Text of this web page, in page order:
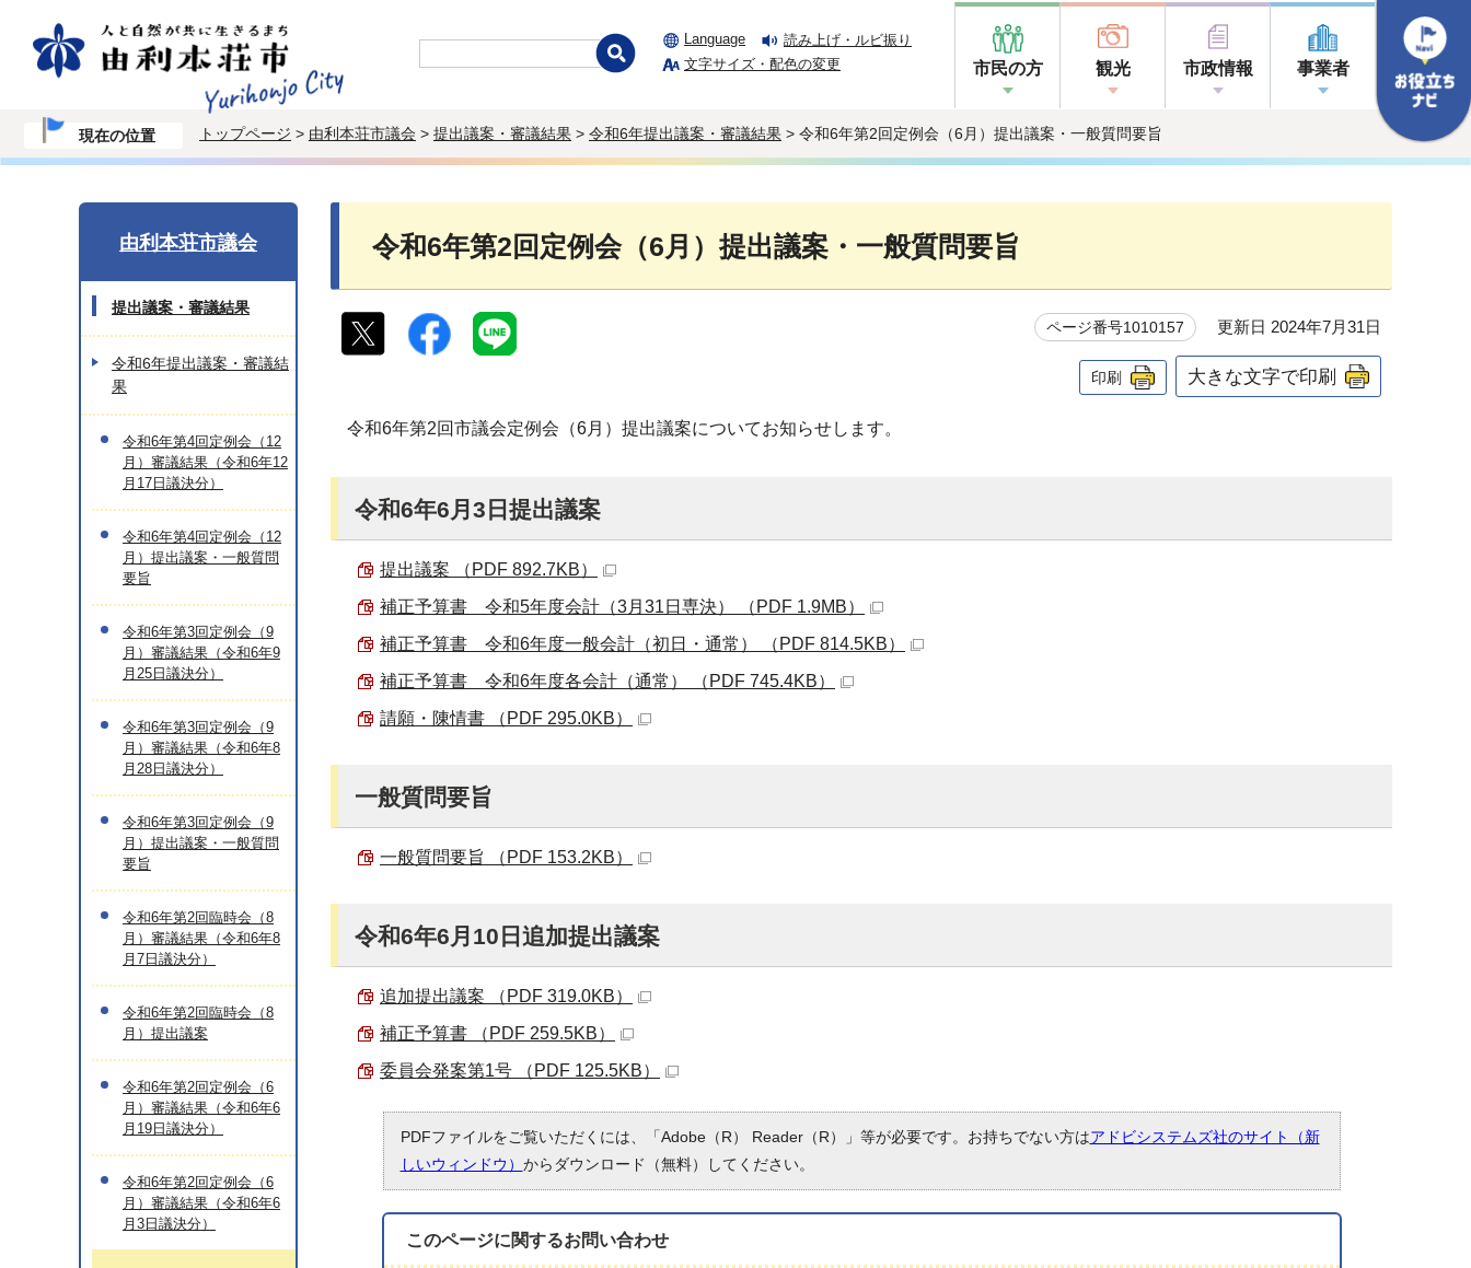
Language
読み上げ・ルビ振り
文字サイズ・配色の変更
市民の方 観光 市政情報 事業者
現在の位置 トップページ > 由利本荘市議会 > 提出議案・審議結果 > 令和6年提出議案・審議結果 > 令和6年第2回定例会（6月）提出議案・一般質問要旨
令和6年第2回定例会（6月）提出議案・一般質問要旨
ページ番号1010157 更新日 2024年7月31日
印刷 大きな文字で印刷
令和6年第2回市議会定例会（6月）提出議案についてお知らせします。
令和6年6月3日提出議案
提出議案 （PDF 892.7KB）
補正予算書 令和5年度会計（3月31日専決） （PDF 1.9MB）
補正予算書 令和6年度一般会計（初日・通常） （PDF 814.5KB）
補正予算書 令和6年度各会計（通常） （PDF 745.4KB）
請願・陳情書 （PDF 295.0KB）
一般質問要旨
一般質問要旨 （PDF 153.2KB）
令和6年6月10日追加提出議案
追加提出議案 （PDF 319.0KB）
補正予算書 （PDF 259.5KB）
委員会発案第1号 （PDF 125.5KB）
PDFファイルをご覧いただくには、「Adobe（R） Reader（R）」等が必要です。お持ちでない方はアドビシステムズ社のサイト（新
しいウィンドウ） からダウンロード（無料）してください。
このページに関するお問い合わせ
由利本荘市議会
提出議案・審議結果
令和6年提出議案・審議結
果
令和6年第4回定例会（12
月）審議結果（令和6年12
月17日議決分）
令和6年第4回定例会（12
月）提出議案・一般質問
要旨
令和6年第3回定例会（9
月）審議結果（令和6年9
月25日議決分）
令和6年第3回定例会（9
月）審議結果（令和6年8
月28日議決分）
令和6年第3回定例会（9
月）提出議案・一般質問
要旨
令和6年第2回臨時会（8
月）審議結果（令和6年8
月7日議決分）
令和6年第2回臨時会（8
月）提出議案
令和6年第2回定例会（6
月）審議結果（令和6年6
月19日議決分）
令和6年第2回定例会（6
月）審議結果（令和6年6
月3日議決分）